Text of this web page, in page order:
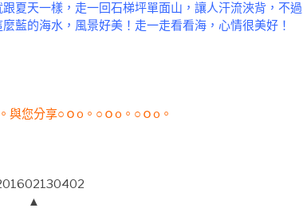
天一樣，走一回石梯坪單面山，讓人汗流浹背，不過
藍的海水，風景好美！走一走看看海，心情很美好！
與您分享○ｏo。○ｏo。○ｏo。
▲